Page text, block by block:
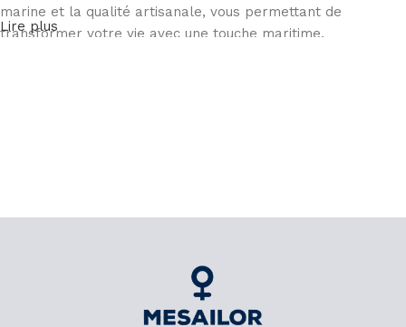
marine et la qualité artisanale, vous permettant de
transformer votre vie avec une touche maritime.
En optant pour nos articles de Serviettes, vous soutenez
également ces artisans et contribuez à la préservation des
Lire plus